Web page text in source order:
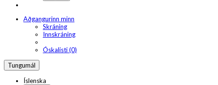
Aðgangurinn minn
Skráning
Innskráning
Óskalisti (0)
Tungumál
Íslenska